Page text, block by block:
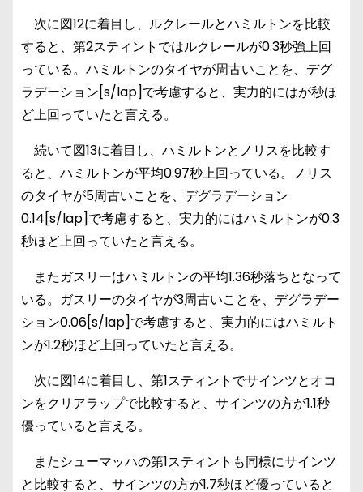
次に図12に着目し、ルクレールとハミルトンを比較
すると、第2スティントではルクレールが0.3秒強上回
っている。ハミルトンのタイヤが周古いことを、デグ
ラデーション[s/lap]で考慮すると、実力的にはが秒ほ
ど上回っていたと言える。
続いて図13に着目し、ハミルトンとノリスを比較す
ると、ハミルトンが平均0.97秒上回っている。ノリス
のタイヤが5周古いことを、デグラデーション
0.14[s/lap]で考慮すると、実力的にはハミルトンが0.3
秒ほど上回っていたと言える。
またガスリーはハミルトンの平均1.36秒落ちとなって
いる。ガスリーのタイヤが3周古いことを、デグラデー
ション0.06[s/lap]で考慮すると、実力的にはハミルト
ンが1.2秒ほど上回っていたと言える。
次に図14に着目し、第1スティントでサインツとオコ
ンをクリアラップで比較すると、サインツの方が1.1秒
優っていると言える。
またシューマッハの第1スティントも同様にサインツ
と比較すると、サインツの方が1.7秒ほど優っていると